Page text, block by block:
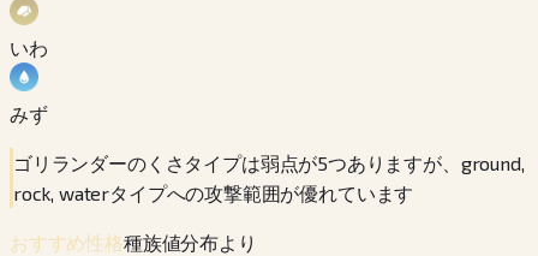
いわ
みず
ゴリランダーのくさタイプは弱点が5つありますが、ground,
rock, waterタイプへの攻撃範囲が優れています
おすすめ性格種族値分布より